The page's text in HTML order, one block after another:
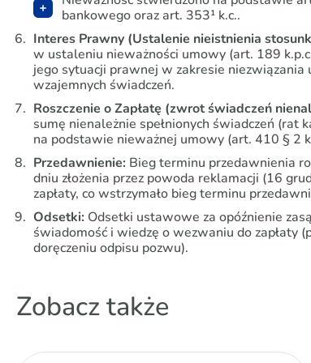
bankowego oraz art. 353¹ k.c..
Interes Prawny (Ustalenie nieistnienia
w ustaleniu nieważności umowy (art. 189
jego sytuacji prawnej w zakresie
wzajemnych świadczeń.
Roszczenie o Zapłatę (zwrot świadczeń
sumę nienależnie spełnionych świadczeń (rat
na podstawie nieważnej umowy (art. 410 § 2
Przedawnienie: Bieg terminu przedawnienia
dniu złożenia przez powoda reklamacji (16
zapłaty, co wstrzymało bieg terminu
Odsetki: Odsetki ustawowe za opóźnienie
świadomość i wiedzę o wezwaniu do zapłaty
doręczeniu odpisu pozwu).
Zobacz także